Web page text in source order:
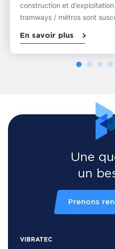
construction et
tramways / métros sont
En savoir plus
Une
un
Prenons
VIBRATEC